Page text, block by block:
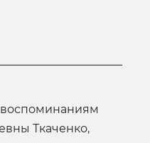
Ткаченко,